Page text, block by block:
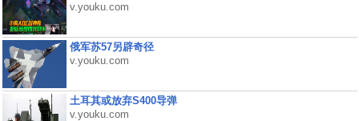
v.youku.com
俄军苏57另辟奇径
v.youku.com
土耳其或放弃S400导弹
v.youku.com